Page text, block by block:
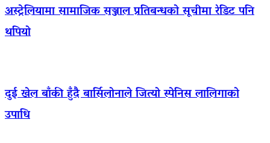
अस्ट्रेलियामा सामाजिक सञ्जाल प्रतिबन्धको सूचीमा रेडिट पनि
थपियो
दुई खेल बाँकी हुँदै बार्सिलोनाले जित्यो स्पेनिस लालिगाको
उपाधि